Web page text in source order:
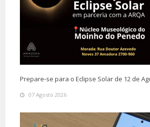
Prepare-se para o Eclipse Solar de 12 de
07 Agosto 2026